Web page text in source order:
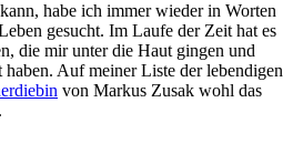
habe ich immer wieder in Worten
gesucht. Im Laufe der Zeit hat es
die mir unter die Haut gingen und
Auf meiner Liste der lebendigen
von Markus Zusak wohl das